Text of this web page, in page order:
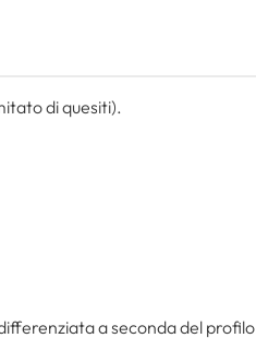
di quesiti).
a seconda del profilo